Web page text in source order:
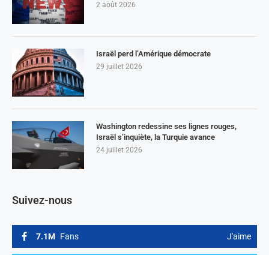
2 août 2026
Israël perd l’Amérique démocrate
29 juillet 2026
Washington redessine ses lignes rouges,
Israël s’inquiète, la Turquie avance
24 juillet 2026
Suivez-nous
7.1M Fans J'aime